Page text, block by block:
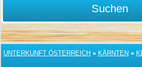
Suchen
UNTERKUNFT ÖSTERREICH » KÄRNTEN »